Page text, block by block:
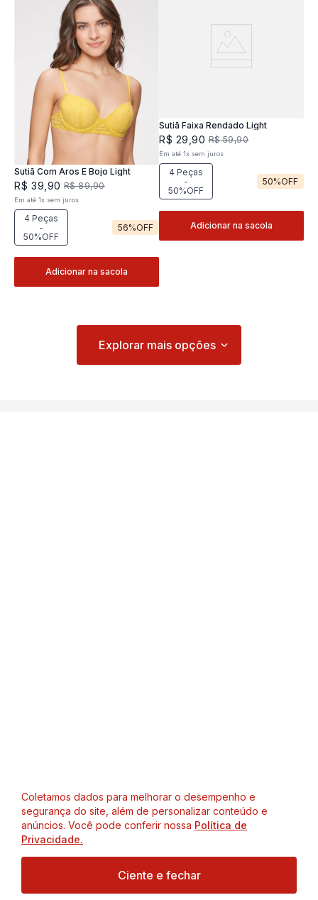
Coletamos dados para melhorar o desempenho e
segurança do site, além de personalizar conteúdo e
anúncios. Você pode conferir nossa Política de
Privacidade.
Ciente e fechar
Sutiã Com Aros E Bojo Light
R$ 39 90 R$ 89,90
Em até1x sem juros
4 Peças
-
50%OFF
56%OFF
Adicionar na sacola
Sutiã Faixa Rendado Light
R$ 29 ,90 R$ 59,90
Em até 1x sem juros
4 Peças
-
50%OFF
50%OFF
Adicionar na sacola